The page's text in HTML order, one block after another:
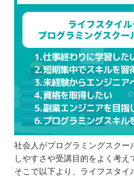
社会人がプログラミングスクー
しやすさや受講目的をよく考え
そこで以下より、ライフスタ